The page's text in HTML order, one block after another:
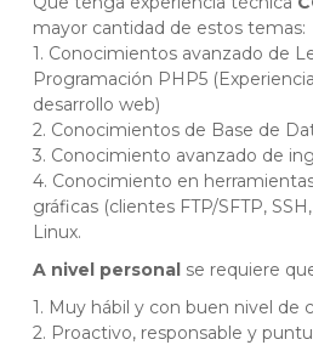
mayor cantidad de estos temas:
1. Conocimientos avanzado de
Programación PHP5
desarrollo web)
2. Conocimientos de Base de
3. Conocimiento avanzado de
4. Conocimiento en
gráficas (clientes FTP/SFTP,
Linux.
A nivel personal se requiere
1. Muy hábil y con buen nivel de
2. Proactivo, responsable y